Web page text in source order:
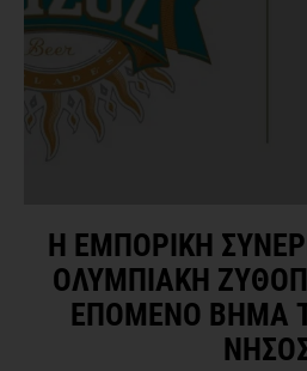
Η ΕΜΠΟΡΙΚΗ
ΟΛΥΜΠΙΑΚΗ
ΕΠΟΜΕΝΟ ΒΗΜΑ